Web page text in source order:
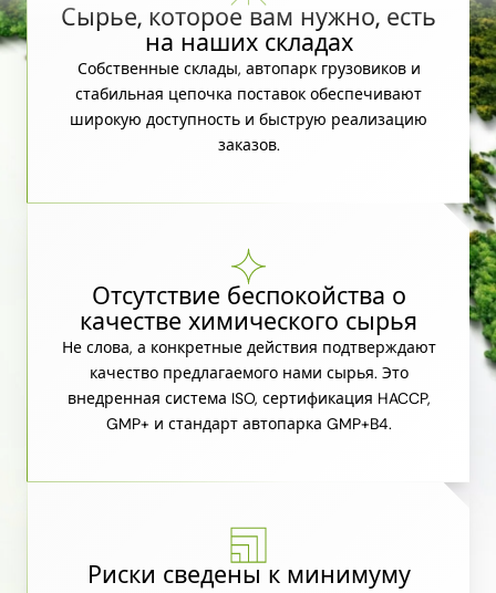
Сырье, которое вам нужно, есть
на наших складах
Собственные склады, автопарк грузовиков и
стабильная цепочка поставок обеспечивают
широкую доступность и быструю реализацию
заказов.
Отсутствие беспокойства о
качестве химического сырья
Не слова, а конкретные действия подтверждают
качество предлагаемого нами сырья. Это
внедренная система ISO, сертификация HACCP,
GMP+ и стандарт автопарка GMP+B4.
Риски сведены к минимуму